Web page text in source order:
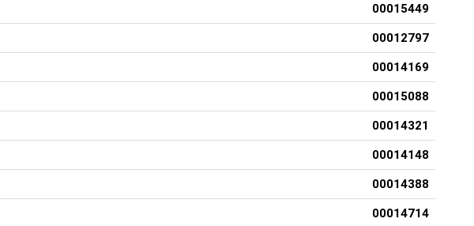
00015449
00012797
00014169
00015088
00014321
00014148
00014388
00014714